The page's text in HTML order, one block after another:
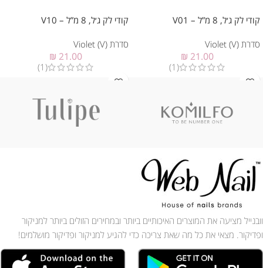
קודי לק ג׳ל, 8 מ”ל – V01
סדרת Violet (V)
₪ 21.00
(1)
קודי לק ג׳ל, 8 מ”ל – V10
סדרת Violet (V)
₪ 21.00
(1)
וובנייל מציעה את המוצרים האיכותיים ביותר ובמחירים הזולים ביותר למניקור
ופדיקור. מצאי את כל מה שאת צריכה כדי להגיע למניקור ופדיקור מושלמים!